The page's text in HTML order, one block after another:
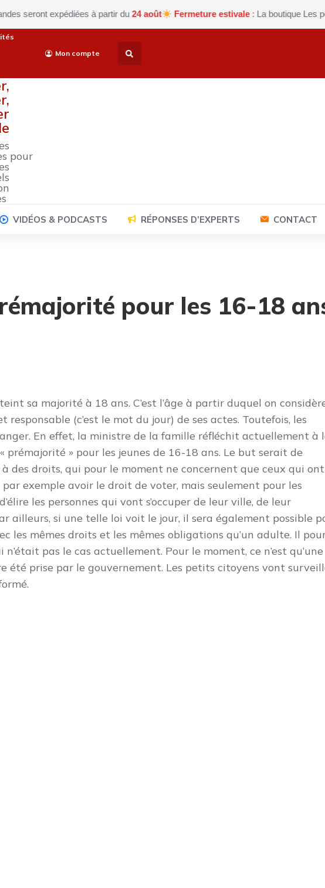
expédiées à partir du24 août Fermeture estivale: La boutique Les petits
Mon compte
pour
VIDÉOS & PODCASTS RÉPONSES D’EXPERTS CONTACT
pour les 16-18
sa majorité à 18 ans. C’est l’âge à partir duquel on
(c’est le mot du jour) de ses actes. Toutefois, les
En effet, la ministre de la famille réfléchit actuellement à
prémajorité » pour les jeunes de 16-18 ans. Le but serait de
à des droits, qui pour le moment ne concernent que ceux qui ont
exemple avoir le droit de voter, mais seulement pour les
les personnes qui vont s’occuper de leur ville, de leur
ailleurs, si une telle loi voit le jour, il sera également possible
les mêmes droits et les mêmes obligations qu’un adulte. Il
pas le cas actuellement. Pour le moment, ce n’est qu’une
été prise par le gouvernement. Les petits citoyens vont